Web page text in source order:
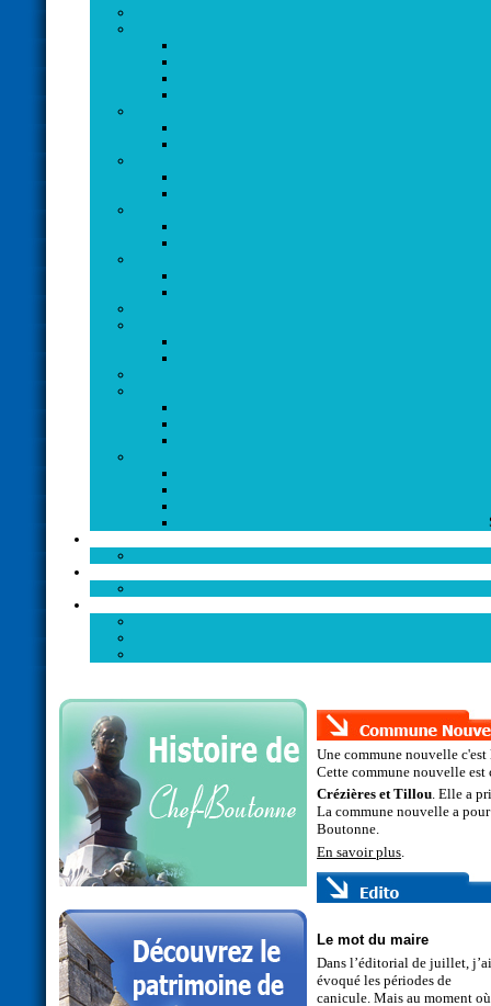
Une commune nouvelle
Cette commune nouvelle
Crézières et Tillou. Elle a
La commune nouvelle a
Boutonne.
En savoir plus.
Le mot du maire
Dans l’éditorial de juillet, j’ai
évoqué les périodes de
canicule. Mais au moment où